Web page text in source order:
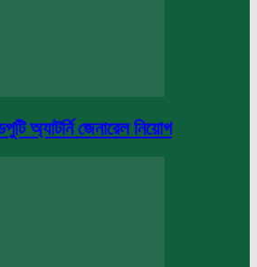
অ্যাটর্নি জেনারেল নিয়োগ